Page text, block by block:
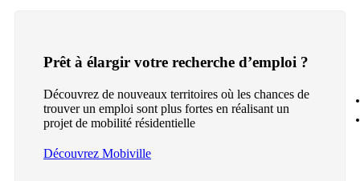
Prêt à élargir votre recherche d’emploi ?
Découvrez de nouveaux territoires où les chances de
trouver un emploi sont plus fortes en réalisant un
projet de mobilité résidentielle
Découvrez Mobiville